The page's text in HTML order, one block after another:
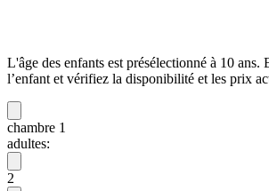
L'âge des enfants est présélectionné à 10 ans.
l’enfant et vérifiez la disponibilité et les prix
chambre 1
adultes:
2